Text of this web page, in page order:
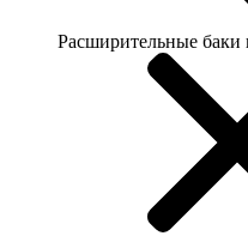
Расширительные баки